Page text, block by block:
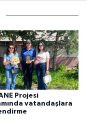
Projesi
vatandaşlara